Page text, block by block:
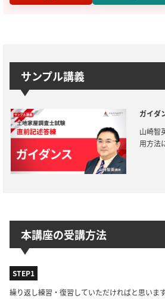
サンプル講義
ガイダ
山崎智
用方法
本講座の受講方法
STEP1
繰り返し練習・復習していただければと思いま